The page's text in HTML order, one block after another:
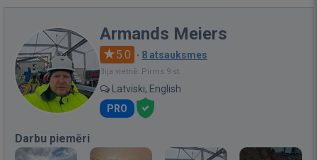
Armands Meiers
5.0 · 8 atsauksmes
Bija vietnē: Pirms 9 st.
Latviski, English
PRO
Darbu piemēri